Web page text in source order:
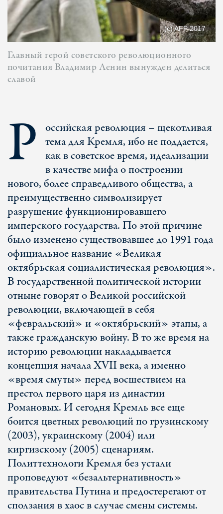
(c) AFP 2017
Главный герой советского революционного
почитания Владимир Ленин вынужден делиться
славой
Р оссийская революция – щекотливая
тема для Кремля, ибо не поддается,
как в советское время, идеализации
в качестве мифа о построении
нового, более справедливого общества, а
преимущественно символизирует
разрушение функционировавшего
имперского государства. По этой причине
было изменено существовавшее до 1991 года
официальное название «Великая
октябрьская социалистическая революция».
В государственной политической истории
отныне говорят о Великой российской
революции, включающей в себя
«февральский» и «октябрьский» этапы, а
также гражданскую войну. В то же время на
историю революции накладывается
концепция начала XVII века, а именно
«время смуты» перед восшествием на
престол первого царя из династии
Романовых. И сегодня Кремль все еще
боится цветных революций по грузинскому
(2003), украинскому (2004) или
киргизскому (2005) сценариям.
Политтехнологи Кремля без устали
проповедуют «безальтернативность»
правительства Путина и предостерегают от
сползания в хаос в случае смены системы.